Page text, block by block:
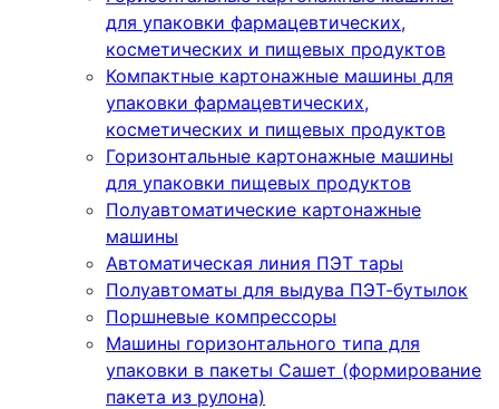
для упаковки фармацевтических,
косметических и пищевых продуктов
Компактные картонажные машины для
упаковки фармацевтических,
косметических и пищевых продуктов
Горизонтальные картонажные машины
для упаковки пищевых продуктов
Полуавтоматические картонажные
машины
Автоматическая линия ПЭТ тары
Полуавтоматы для выдува ПЭТ-бутылок
Поршневые компрессоры
Машины горизонтального типа для
упаковки в пакеты Сашет (формирование
пакета из рулона)